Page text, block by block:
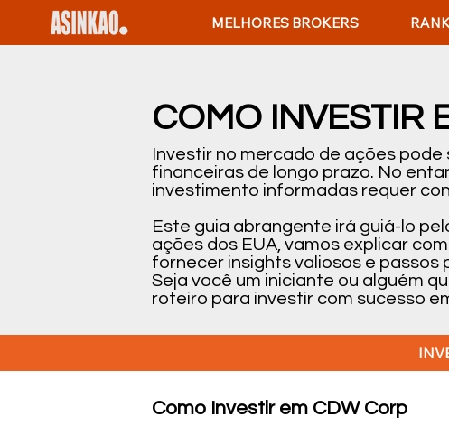
MELHORES BROKERS
COMO INVESTIR
Investir no mercado de ações
financeiras de longo prazo. No
investimento informadas requer
Este guia abrangente irá guiá-lo
ações dos EUA, vamos explicar
fornecer insights valiosos e
Seja você um iniciante ou alguém
roteiro para investir com sucesso
Como Investir em CDW Corp